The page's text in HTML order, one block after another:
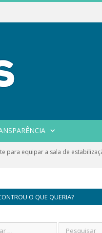
para equipar a sala de
O QUE QUERIA?